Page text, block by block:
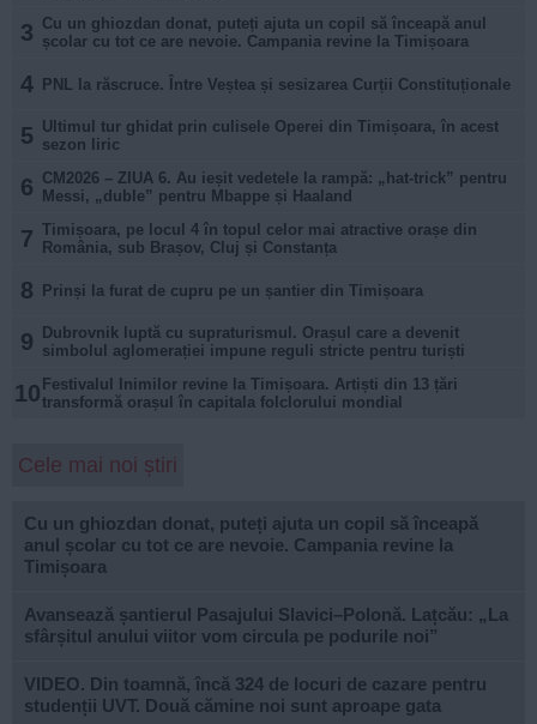
3 Cu un ghiozdan donat, puteți ajuta un copil să înceapă anul
școlar cu tot ce are nevoie. Campania revine la Timișoara
4 PNL la răscruce. Între Veștea și sesizarea Curții Constituționale
5 Ultimul tur ghidat prin culisele Operei din Timișoara, în acest
sezon liric
6 CM2026 – ZIUA 6. Au ieșit vedetele la rampă: „hat-trick” pentru
Messi, „duble” pentru Mbappe și Haaland
7 Timișoara, pe locul 4 în topul celor mai atractive orașe din
România, sub Brașov, Cluj și Constanța
8 Prinși la furat de cupru pe un șantier din Timișoara
9
Dubrovnik luptă cu supraturismul. Orașul care a devenit
simbolul aglomerației impune reguli stricte pentru turiști
10 Festivalul Inimilor revine la Timișoara. Artiști din 13 țări
transformă orașul în capitala folclorului mondial
Cele mai noi știri
Cu un ghiozdan donat, puteți ajuta un copil să înceapă
anul școlar cu tot ce are nevoie. Campania revine la
Timișoara
Avansează șantierul Pasajului Slavici–Polonă. Lațcău: „La
sfârșitul anului viitor vom circula pe podurile noi”
VIDEO. Din toamnă, încă 324 de locuri de cazare pentru
studenții UVT. Două cămine noi sunt aproape gata